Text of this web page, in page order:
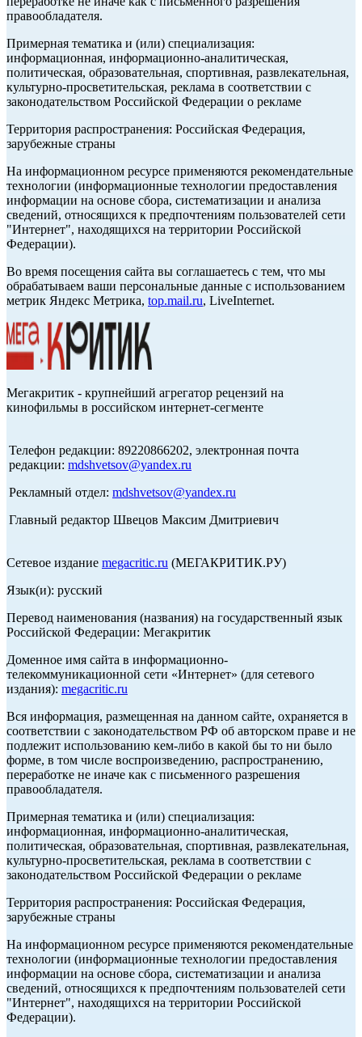
правообладателя.
Примерная тематика и (или) специализация:
информационная, информационно-аналитическая,
политическая, образовательная, спортивная, развлекательная,
культурно-просветительская, реклама в соответствии с
законодательством Российской Федерации о рекламе
Территория распространения: Российская Федерация,
зарубежные страны
На информационном ресурсе применяются рекомендательные
технологии (информационные технологии предоставления
информации на основе сбора, систематизации и анализа
сведений, относящихся к предпочтениям пользователей сети
"Интернет", находящихся на территории Российской
Федерации).
Во время посещения сайта вы соглашаетесь с тем, что мы
обрабатываем ваши персональные данные с использованием
метрик Яндекс Метрика, top.mail.ru, LiveInternet.
Мегакритик - крупнейший агрегатор рецензий на
кинофильмы в российском интернет-сегменте
Телефон редакции: 89220866202, электронная почта
редакции: mdshvetsov@yandex.ru
Рекламный отдел: mdshvetsov@yandex.ru
Главный редактор Швецов Максим Дмитриевич
Сетевое издание megacritic.ru (МЕГАКРИТИК.РУ)
Язык(и): русский
Перевод наименования (названия) на государственный язык
Российской Федерации: Мегакритик
Доменное имя сайта в информационно-
телекоммуникационной сети «Интернет» (для сетевого
издания): megacritic.ru
Вся информация, размещенная на данном сайте, охраняется в
соответствии с законодательством РФ об авторском праве и не
подлежит использованию кем-либо в какой бы то ни было
форме, в том числе воспроизведению, распространению,
переработке не иначе как с письменного разрешения
правообладателя.
Примерная тематика и (или) специализация:
информационная, информационно-аналитическая,
политическая, образовательная, спортивная, развлекательная,
культурно-просветительская, реклама в соответствии с
законодательством Российской Федерации о рекламе
Территория распространения: Российская Федерация,
зарубежные страны
На информационном ресурсе применяются рекомендательные
технологии (информационные технологии предоставления
информации на основе сбора, систематизации и анализа
сведений, относящихся к предпочтениям пользователей сети
"Интернет", находящихся на территории Российской
Федерации).